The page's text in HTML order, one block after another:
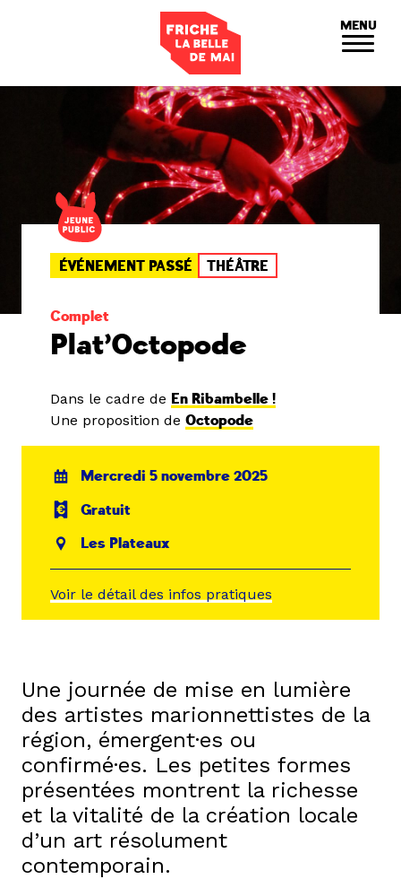
MENU
ÉVÉNEMENT PASSÉ THÉÂTRE
Complet
Plat’Octopode
Dans le cadre de En Ribambelle !
Une proposition de Octopode
Mercredi 5 novembre 2025
Gratuit
Les Plateaux
Voir le détail des infos pratiques
Une journée de mise en lumière
des artistes marionnettistes de la
région, émergent·es ou
confirmé·es. Les petites formes
présentées montrent la richesse
et la vitalité de la création locale
d’un art résolument
contemporain.
Panneau de gestion des cookies